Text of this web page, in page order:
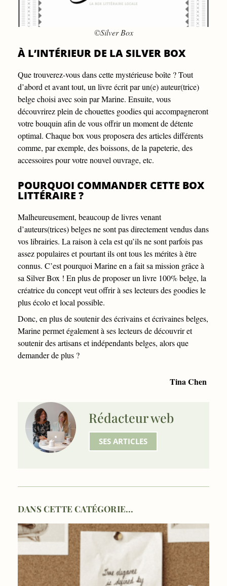
©Silver Box
À L’INTÉRIEUR DE LA SILVER BOX
Que trouverez-vous dans cette mystérieuse boîte ? Tout
d’abord et avant tout, un livre écrit par un(e) auteur(trice)
belge choisi avec soin par Marine. Ensuite, vous
découvrirez plein de chouettes goodies qui accompagneront
votre bouquin afin de vous offrir un moment de détente
optimal. Chaque box vous proposera des articles différents
comme, par exemple, des boissons, de la papeterie, des
accessoires pour votre nouvel ouvrage, etc.
POURQUOI COMMANDER CETTE BOX
LITTÉRAIRE ?
Malheureusement, beaucoup de livres venant
d’auteurs(trices) belges ne sont pas directement vendus dans
vos librairies. La raison à cela est qu’ils ne sont parfois pas
assez populaires et pourtant ils ont tous les mérites à être
connus. C’est pourquoi Marine en a fait sa mission grâce à
sa Silver Box ! En plus de proposer un livre 100% belge, la
créatrice du concept veut offrir à ses lecteurs des goodies le
plus écolo et local possible.
Donc, en plus de soutenir des écrivains et écrivaines belges,
Marine permet également à ses lecteurs de découvrir et
soutenir des artisans et indépendants belges, alors que
demander de plus ?
Tina Chen
Rédacteur web
SES ARTICLES
DANS CETTE CATÉGORIE...